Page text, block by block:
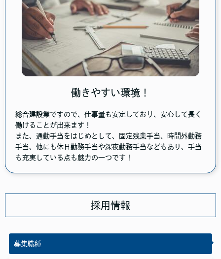
働きやすい環境！
総合建設業ですので、仕事量も安定しており、安心して長く
働けることが出来ます！
また、通勤手当をはじめとして、固定残業手当、時間外勤務
手当、他にも休日勤務手当や深夜勤務手当などもあり、手当
も充実している点も魅力の一つです！
採用情報
募集職種